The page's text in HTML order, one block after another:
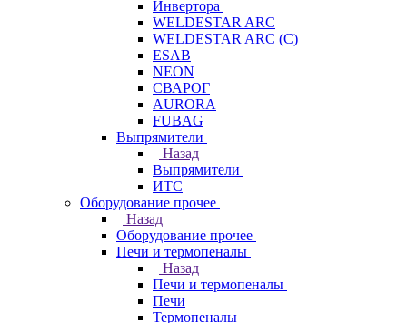
Инвертора
WELDESTAR ARC
WELDESTAR ARC (С)
ESAB
NEON
СВАРОГ
AURORA
FUBAG
Выпрямители
Назад
Выпрямители
ИТС
Оборудование прочее
Назад
Оборудование прочее
Печи и термопеналы
Назад
Печи и термопеналы
Печи
Термопеналы